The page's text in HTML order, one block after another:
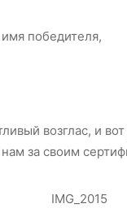
победителя,
возглас, и
за своим